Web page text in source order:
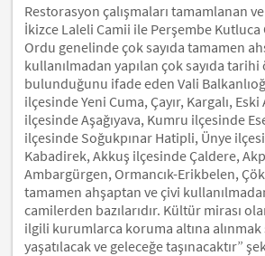
Restorasyon çalışmaları tamamlanan
İkizce Laleli Camii ile Perşembe
Ordu genelinde çok sayıda tamamen
kullanılmadan yapılan çok sayıda
bulunduğunu ifade eden Vali
ilçesinde Yeni Cuma, Çayır, Kargalı, Eski
ilçesinde Aşağıyava, Kumru ilçesinde
ilçesinde Soğukpınar Hatipli, Ünye
Kabadirek, Akkuş ilçesinde Çaldere,
Ambargürgen, Ormancık-Erikbelen,
tamamen ahşaptan ve çivi
camilerden bazılarıdır. Kültür mirası
ilgili kurumlarca koruma altına
yaşatılacak ve geleceğe taşınacaktır”